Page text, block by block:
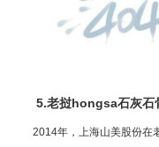
5.老挝hongsa石灰石
2014年，上海山美股份在